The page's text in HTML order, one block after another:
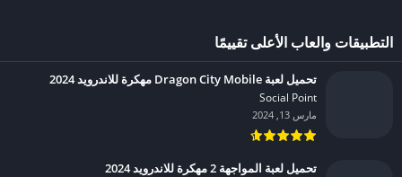
التطبيقات والعاب الأعلى تقييمًا
تحميل لعبة Dragon City Mobile مهكرة للاندرويد 2024
Social Point‏
مارس 13, 2024
تحميل لعبة المواجهة 2 مهكرة للاندرويد 2024